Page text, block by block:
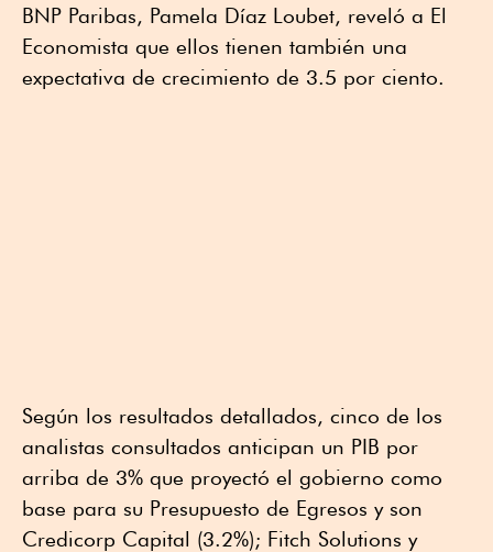
BNP Paribas, Pamela Díaz Loubet, reveló a El
Economista que ellos tienen también una
expectativa de crecimiento de 3.5 por ciento.
Según los resultados detallados, cinco de los
analistas consultados anticipan un PIB por
arriba de 3% que proyectó el gobierno como
base para su Presupuesto de Egresos y son
Credicorp Capital (3.2%); Fitch Solutions y